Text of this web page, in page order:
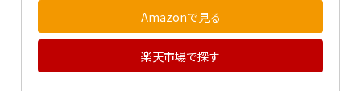
Amazonで見る
楽天市場で探す